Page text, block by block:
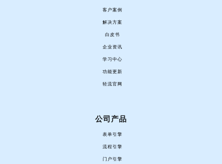
客户案例
解决方案
白皮书
企业资讯
学习中心
功能更新
轻流官网
公司产品
表单引擎
流程引擎
门户引擎